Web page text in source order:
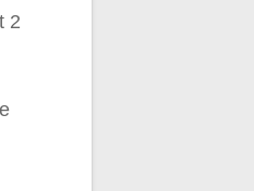
2